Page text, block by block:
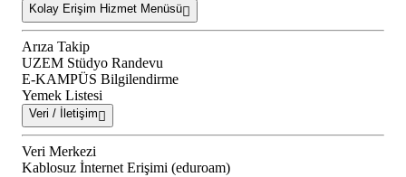
Kolay Erişim Hizmet Menüsü
Arıza Takip
UZEM Stüdyo Randevu
E-KAMPÜS Bilgilendirme
Yemek Listesi
Veri / İletişim
Veri Merkezi
Kablosuz İnternet Erişimi (eduroam)